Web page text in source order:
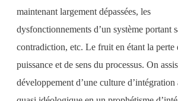
maintenant largement dépassées, les
dysfonctionnements d’un système portant
contradiction, etc. Le fruit en étant la perte
puissance et de sens du processus. On
développement d’une culture d’intégration